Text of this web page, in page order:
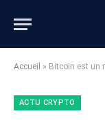
Accueil » Bitcoin est un
ACTU CRYPTO